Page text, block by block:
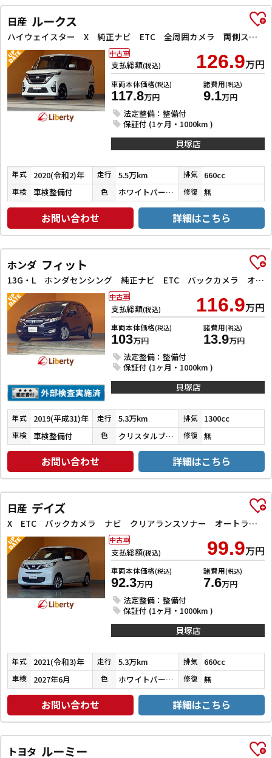
日産 ルークス
ハイウェイスター X 純正ナビ ETC 全周囲カメラ 両側スライド・片側電動 オートライト スマートキー アイドリングストップ 電動格納ミラー ベンチシート CVT CD DVD再生 ミュージックプレイヤー接続可
支払総額(税込) 126.9万円
車両本体価格(税込)
117.8万円
諸費用(税込)
9.1万円
法定整備：整備付
保証付 (1ヶ月・1000km )
中古車
貝塚店
年式 2020(令和2)年 走行 5.5万km 排気 660cc
車検 車検整備付 色 ホワイトパール３コートパール 修復 無
お問い合わせ 詳細はこちら
ホンダ フィット
13G・L ホンダセンシング 純正ナビ ETC バックカメラ オートクルーズコントロール レーンアシスト 衝突被害軽減システム オートライト LEDヘッドランプ スマートキー アイドリングストップ 電動格納ミラー 盗難防止システム
支払総額(税込) 116.9万円
車両本体価格(税込)
103万円
諸費用(税込)
13.9万円
法定整備：整備付
保証付 (1ヶ月・1000km )
中古車
貝塚店
年式 2019(平成31)年 走行 5.3万km 排気 1300cc
車検 車検整備付 色 クリスタルブラックパール 修復 無
お問い合わせ 詳細はこちら
日産 デイズ
X ETC バックカメラ ナビ クリアランスソナー オートライト スマートキー アイドリングストップ 電動格納ミラー ベンチシート CVT USB ミュージックプレイヤー接続可
支払総額(税込) 99.9万円
車両本体価格(税込)
92.3万円
諸費用(税込)
7.6万円
法定整備：整備付
保証付 (1ヶ月・1000km )
中古車
貝塚店
年式 2021(令和3)年 走行 5.3万km 排気 660cc
車検 2027年6月 色 ホワイトパール３コートパール 修復 無
お問い合わせ 詳細はこちら
トヨタ ルーミー